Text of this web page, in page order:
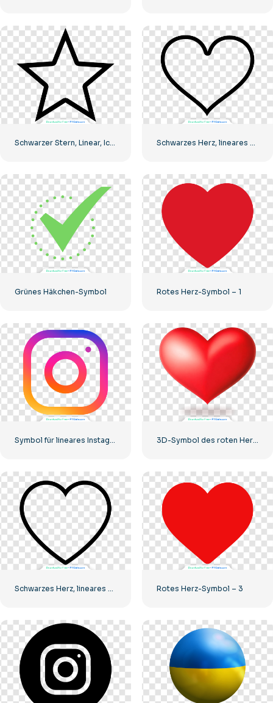
Schwarzer Stern, Linear, Icon Schwarzes Herz, lineares Symbol – 1
Grünes Häkchen-Symbol Rotes Herz-Symbol – 1
Symbol für lineares Instagram-Logo mit Farbverlauf 3D-Symbol des roten Herzens mit Schatten
Schwarzes Herz, lineares Symbol – 2 Rotes Herz-Symbol – 3